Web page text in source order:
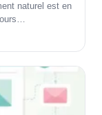
naturel est en